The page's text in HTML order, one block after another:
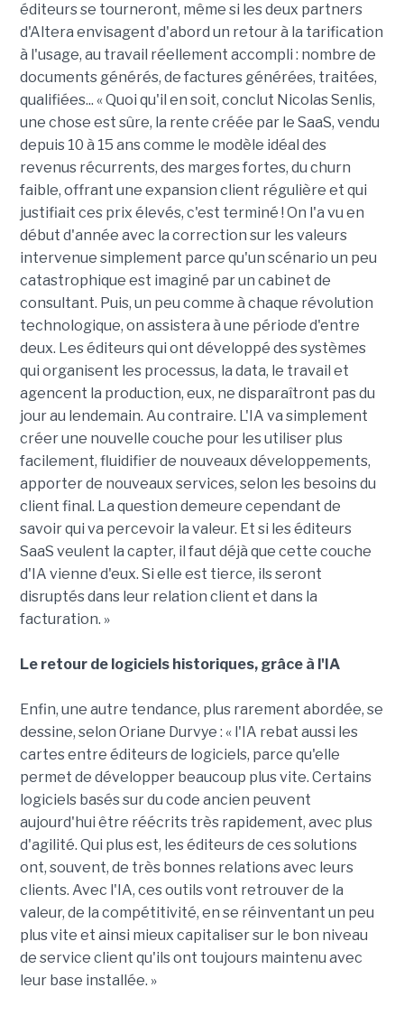
éditeurs se tourneront, même si les deux partners
d'Altera envisagent d'abord un retour à la tarification
à l'usage, au travail réellement accompli : nombre de
documents générés, de factures générées, traitées,
qualifiées... « Quoi qu'il en soit, conclut Nicolas Senlis,
une chose est sûre, la rente créée par le SaaS, vendu
depuis 10 à 15 ans comme le modèle idéal des
revenus récurrents, des marges fortes, du churn
faible, offrant une expansion client régulière et qui
justifiait ces prix élevés, c'est terminé ! On l'a vu en
début d'année avec la correction sur les valeurs
intervenue simplement parce qu'un scénario un peu
catastrophique est imaginé par un cabinet de
consultant. Puis, un peu comme à chaque révolution
technologique, on assistera à une période d'entre
deux. Les éditeurs qui ont développé des systèmes
qui organisent les processus, la data, le travail et
agencent la production, eux, ne disparaîtront pas du
jour au lendemain. Au contraire. L'IA va simplement
créer une nouvelle couche pour les utiliser plus
facilement, fluidifier de nouveaux développements,
apporter de nouveaux services, selon les besoins du
client final. La question demeure cependant de
savoir qui va percevoir la valeur. Et si les éditeurs
SaaS veulent la capter, il faut déjà que cette couche
d'IA vienne d'eux. Si elle est tierce, ils seront
disruptés dans leur relation client et dans la
facturation. »
Le retour de logiciels historiques, grâce à l'IA
Enfin, une autre tendance, plus rarement abordée, se
dessine, selon Oriane Durvye : « l'IA rebat aussi les
cartes entre éditeurs de logiciels, parce qu'elle
permet de développer beaucoup plus vite. Certains
logiciels basés sur du code ancien peuvent
aujourd'hui être réécrits très rapidement, avec plus
d'agilité. Qui plus est, les éditeurs de ces solutions
ont, souvent, de très bonnes relations avec leurs
clients. Avec l'IA, ces outils vont retrouver de la
valeur, de la compétitivité, en se réinventant un peu
plus vite et ainsi mieux capitaliser sur le bon niveau
de service client qu'ils ont toujours maintenu avec
leur base installée. »